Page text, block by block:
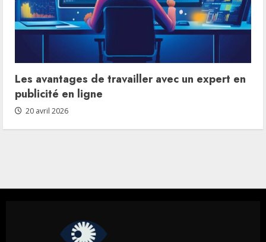
Les avantages de travailler avec un expert en
publicité en ligne
20 avril 2026